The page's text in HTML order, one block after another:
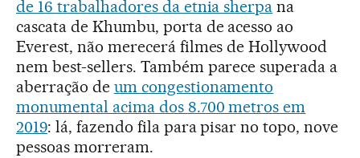
de 16 trabalhadores da etnia sherpa na
cascata de Khumbu, porta de acesso ao
Everest, não merecerá filmes de Hollywood
nem best-sellers. Também parece superada a
aberração de um congestionamento
monumental acima dos 8.700 metros em
2019: lá, fazendo fila para pisar no topo, nove
pessoas morreram.